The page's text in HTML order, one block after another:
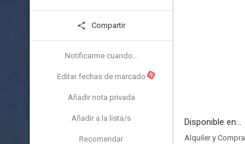
Compartir
Notificarme cuando...
Editar fechas de marcado N
Añadir nota privada
Añadir a la lista/s
Recomendar
Disponible en...
Alquiler y Compra